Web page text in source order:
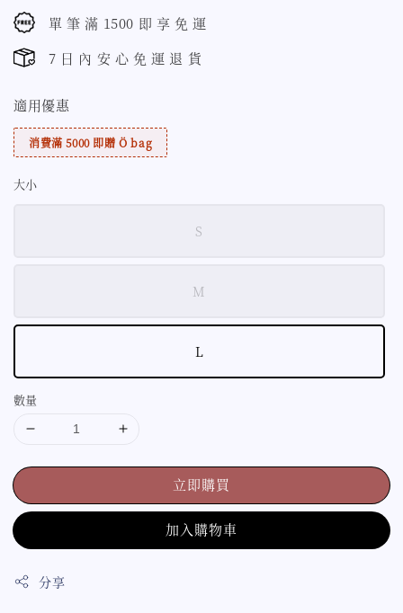
單 筆 滿 1500 即 享 免 運
7 日 內 安 心 免 運 退 貨
適用優惠
消費滿 5000 即贈 Ö bag
大小
S
M
L
數量
立即購買
加入購物車
分享